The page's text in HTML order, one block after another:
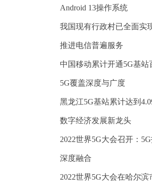
Android 13操作系统
我国现有行政村已全面实
推进电信普遍服务
中国移动累计开通5G基站
5G覆盖深度与广度
黑龙江5G基站累计达到
数字经济发展新龙头
2022世界5G大会召开：
深度融合
2022世界5G大会在哈尔